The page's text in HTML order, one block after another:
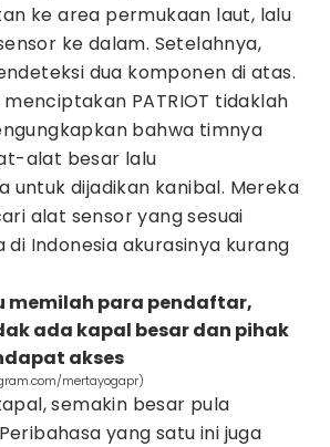
ke area permukaan laut, lalu
ke dalam. Setelahnya,
dua komponen di atas.
PATRIOT tidaklah
bahwa timnya
alat besar lalu
untuk dijadikan kanibal. Mereka
alat sensor yang sesuai
di Indonesia akurasinya kurang
memilah para pendaftar,
ada kapal besar dan pihak
akses
mertayogapr)
semakin besar pula
yang satu ini juga